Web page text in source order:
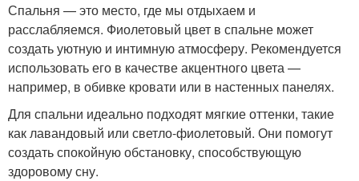
Спальня — это место, где мы отдыхаем и
расслабляемся. Фиолетовый цвет в спальне может
создать уютную и интимную атмосферу. Рекомендуется
использовать его в качестве акцентного цвета —
например, в обивке кровати или в настенных панелях.
Для спальни идеально подходят мягкие оттенки, такие
как лавандовый или светло-фиолетовый. Они помогут
создать спокойную обстановку, способствующую
здоровому сну.